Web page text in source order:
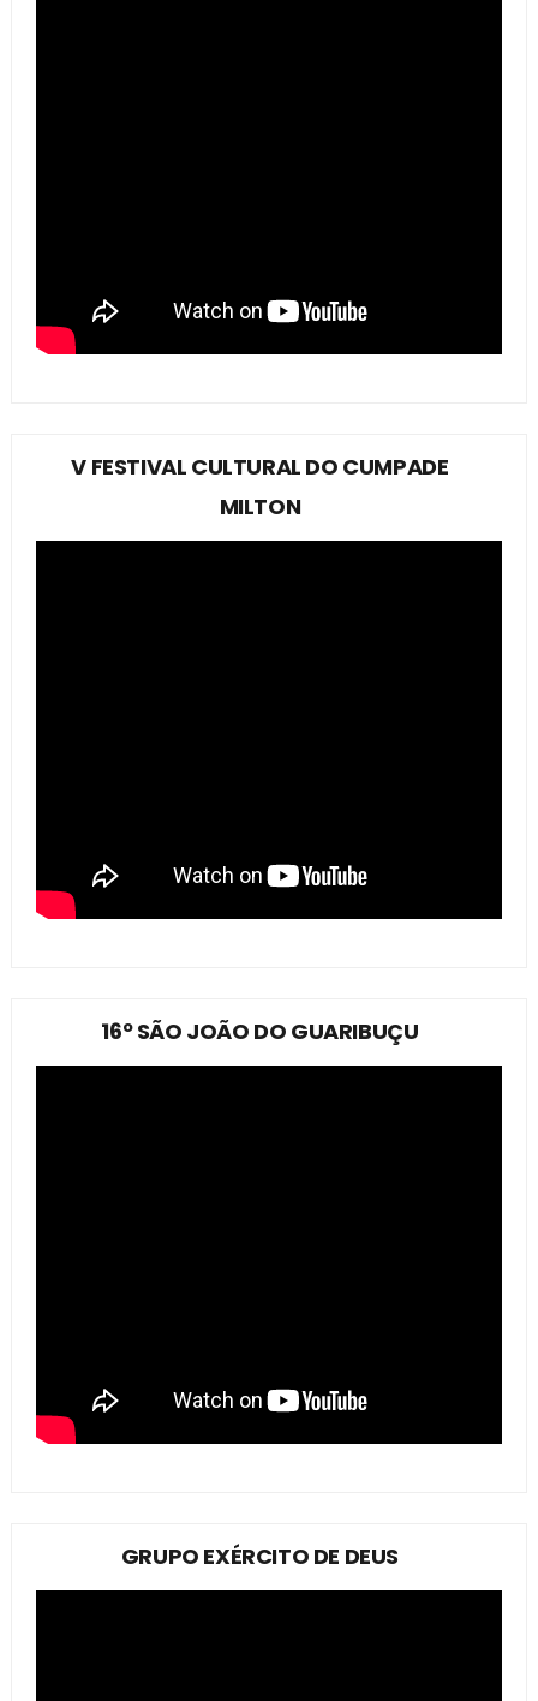
V FESTIVAL CULTURAL DO CUMPADE
MILTON
16º SÃO JOÃO DO GUARIBUÇU
GRUPO EXÉRCITO DE DEUS